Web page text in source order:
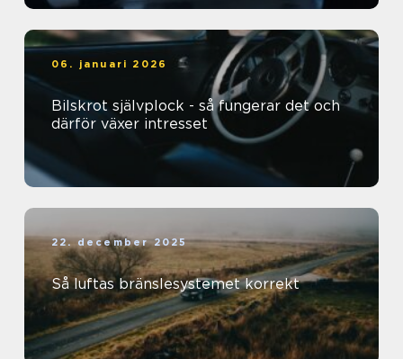
06. januari 2026
Bilskrot självplock - så fungerar det och
därför växer intresset
22. december 2025
Så luftas bränslesystemet korrekt